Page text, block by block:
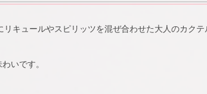
キュールやスピリッツを混ぜ合わせた大人のカクテ
いです。